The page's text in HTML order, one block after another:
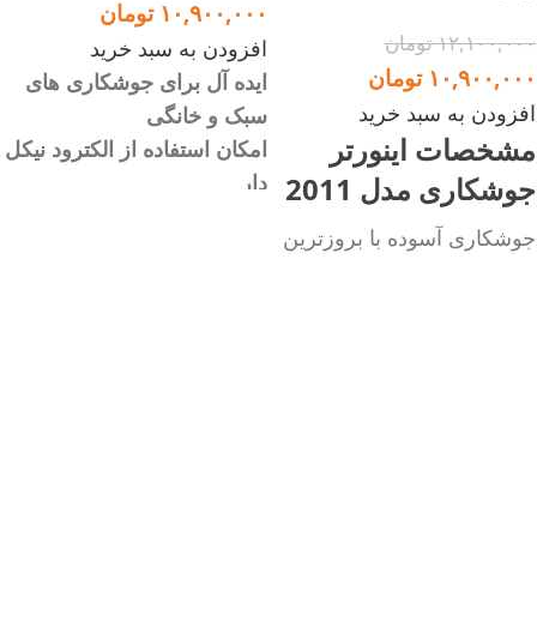
۱۲,۱۰۰,۰۰۰تومان
۱۰,۹۰۰,۰۰۰ تومان
افزودن به سبد خرید
مشخصات اینورتر
جوشکاری مدل 2011
جوشکاری آسوده با بروزترین
۱۰,۹۰۰,۰۰۰ تومان
افزودن به سبد خرید
ایده آل برای جوشکاری های
سبک و خانگی
امکان استفاده از الکترود نیکل
دار